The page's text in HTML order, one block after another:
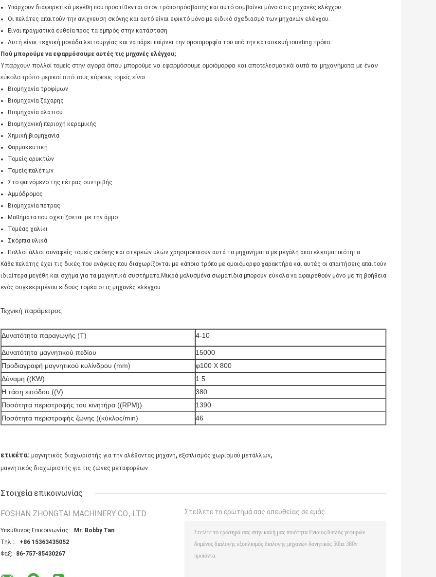
Υπάρχουν διαφορετικά μεγέθη που προστίθενται στον τρόπο πρόσβασης και αυτό συμβαίνει μόνο στις μηχανές ελέγχου
Οι πελάτες απαιτούν την ανίχνευση σκόνης και αυτό είναι εφικτό μόνο με ειδικό σχεδιασμό των μηχανών ελέγχου.
Είναι πραγματικά ευθεία προς τα εμπρός στην κατάσταση
Αυτή είναι τεχνική μονάδα λειτουργίας και να πάρει παίρνει την ομοιομορφία του από την κατασκευή rousting τρόπο
Πού μπορούμε να εφαρμόσουμε αυτές τις μηχανές ελέγχου;
Υπάρχουν πολλοί τομείς στην αγορά όπου μπορούμε να εφαρμόσουμε ομοιόμορφα και αποτελεσματικά αυτά τα μηχανήματα με έναν
εύκολο τρόπο μερικοί από τους κύριους τομείς είναι:
Βιομηχανία τροφίμων
Βιομηχανία ζάχαρης
Βιομηχανία αλατιού
Βιομηχανική περιοχή κεραμικής
Χημική βιομηχανία
Φαρμακευτική
Τομείς ορυκτών
Τομείς παλέτων
Στο φαινόμενο της πέτρας συντριβής
Αμμόδρομος
Βιομηχανία πέτρας
Μαθήματα που σχετίζονται με την άμμο
Τομέας χαλίκι
Σκόρπια υλικά
Πολλοί άλλοι συναφείς τομείς σκόνης και στερεών υλών χρησιμοποιούν αυτά τα μηχανήματα με μεγάλη αποτελεσματικότητα.
Κάθε πελάτης έχει τις δικές του ανάγκες που διαχωρίζονται με κάποιο τρόπο με ομοιόμορφο χαρακτήρα και αυτές οι απαιτήσεις απαιτούν
ιδιαίτερα μεγέθη και σχήμα για τα μαγνητικά συστήματα.Μικρά μολυσμένα σωματίδια μπορούν εύκολα να αφαιρεθούν μόνο με τη βοήθεια
ενός συγκεκριμένου είδους τομέα στις μηχανές ελέγχου.
Τεχνική παράμετρος
Δυνατότητα παραγωγής (Τ) 4-10
Δυνατότητα μαγνητικού πεδίου
15000
Προδιαγραφή μαγνητικού κυλίνδρου (mm)
φ100 X 800
Δύναμη ((KW)
1.5
Η τάση εισόδου ((V)
380
Ποσότητα περιστροφής του κινητήρα ((RPM))
1390
Ποσότητα περιστροφής ζώνης ((κύκλος/min)
46
ετικέτα: μαγνητικός διαχωριστής για την αλέθοντας μηχανή, εξοπλισμός χωρισμού μετάλλων,
μαγνητικός διαχωριστής για τις ζώνες μεταφορέων
Στοιχεία επικοινωνίας
FOSHAN ZHONGTAI MACHINERY CO., LTD.
Υπεύθυνος Επικοινωνίας:
Mr. Bobby Tan
Τηλ.::
+86 15363435052
Φαξ:
86-757-85430267
Στείλετε το ερώτημά σας απευθείας σε εμάς